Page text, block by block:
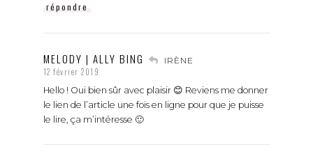
répondre
MELODY | ALLY BING IRÈNE
12 février 2019
Hello ! Oui bien sûr avec plaisir 😊 Reviens me donner
le lien de l’article une fois en ligne pour que je puisse
le lire, ça m’intéresse 🙂